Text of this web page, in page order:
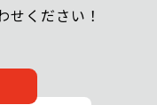
せください！